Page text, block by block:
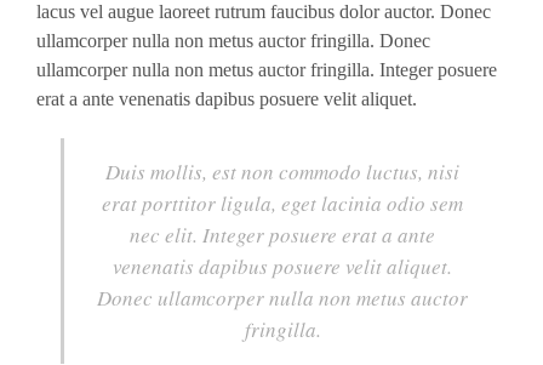
lacus vel augue laoreet rutrum faucibus dolor auctor. Donec
ullamcorper nulla non metus auctor fringilla. Donec
ullamcorper nulla non metus auctor fringilla. Integer posuere
erat a ante venenatis dapibus posuere velit aliquet.
Duis mollis, est non commodo luctus, nisi
erat porttitor ligula, eget lacinia odio sem
nec elit. Integer posuere erat a ante
venenatis dapibus posuere velit aliquet.
Donec ullamcorper nulla non metus auctor
fringilla.